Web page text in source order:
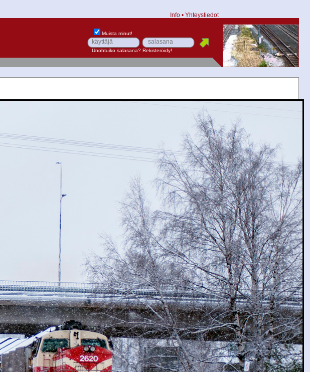
Info • Yhteystiedot
Muista minut!
Unohtuiko salasana? Rekisteröidy!